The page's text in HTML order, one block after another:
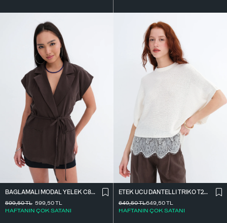
BAĞLAMALI MODAL YELEK C8021
599,50TL
HAFTANIN ÇOK SATANI
599,50TL
ETEK UCU DANTELLI TRIKO T261025
649,50TL
HAFTANIN ÇOK SATANI
649,50TL